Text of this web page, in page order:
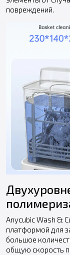
повреждений.
Anycubic Wash &
платформой для
большое
общую скорость